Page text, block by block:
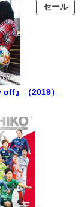
セール販
売
』（2019）